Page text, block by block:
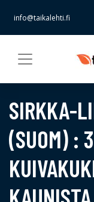
info@taikalehti.fi
SIRKKA-
(SUOM) :